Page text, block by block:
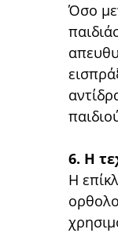
Όσο
6. Η
Η